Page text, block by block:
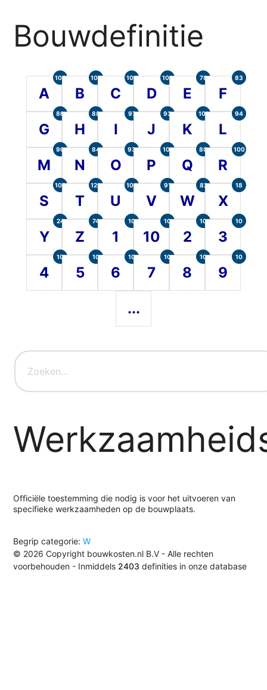
Bouwdefinitie
A
105
B
107
C
104
D
100
E
78
F
83
G
86
H
88
I
97
J
93
K
101
L
94
M
90
N
84
O
93
P
101
Q
80
R
100
S
107
T
120
U
104
V
91
W
82
X
18
Y
24
Z
74
1
10
10
10
2
10
3
10
4
10
5
10
6
10
7
10
8
10
9
10
...
Officiële toestemming die nodig is voor het uitvoeren van
specifieke werkzaamheden op de bouwplaats.
Begrip categorie:W
© 2026 Copyright bouwkosten.nl B.V - Alle rechten
voorbehouden - Inmiddels 2403 definities in onze database